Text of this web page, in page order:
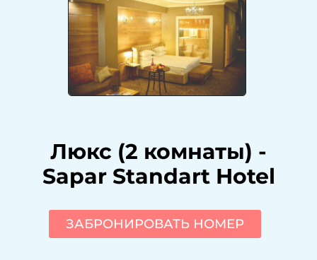
Люкс (2 комнаты) -
Sapar Standart Hotel
ЗАБРОНИРОВАТЬ НОМЕР